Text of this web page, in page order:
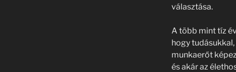
választása.
A több mint tíz
hogy
munkaerőt
és akár az